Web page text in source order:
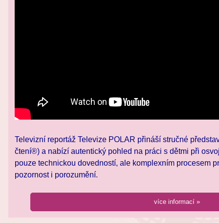
Televizní reportáž Televize POLAR přináší stručné
čtení®) a nabízí autentický pohled na práci s dětmi při
pouze technickou dovedností, ale komplexním procesem
pozornost i porozumění.
více informací »